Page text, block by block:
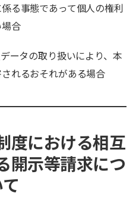
る事態であって個人の権利
合
ータの取り扱いにより、本
れるおそれがある場合
度における相互
開示等請求につ